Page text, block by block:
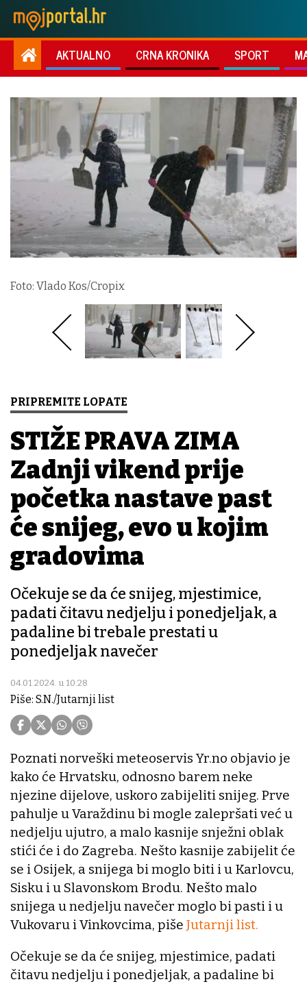
AKTUALNO CRNA KRONIKA SPORT
Foto: Vlado Kos/Cropix
PRIPREMITE LOPATE
STIŽE PRAVA ZIMA
Zadnji vikend prije
početka nastave past
će snijeg, evo u kojim
gradovima
Očekuje se da će snijeg, mjestimice,
padati čitavu nedjelju i ponedjeljak, a
padaline bi trebale prestati u
ponedjeljak navečer
04.01.2024. u 10:28
Piše: S.N./Jutarnji list
Poznati norveški meteoservis Yr.no objavio je
kako će Hrvatsku, odnosno barem neke
njezine dijelove, uskoro zabijeliti snijeg. Prve
pahulje u Varaždinu bi mogle zalepršati već u
nedjelju ujutro, a malo kasnije snježni oblak
stići će i do Zagreba. Nešto kasnije zabijelit će
se i Osijek, a snijega bi moglo biti i u Karlovcu,
Sisku i u Slavonskom Brodu. Nešto malo
snijega u nedjelju navečer moglo bi pasti i u
Vukovaru i Vinkovcima, piše Jutarnji list.
Očekuje se da će snijeg, mjestimice, padati
čitavu nedjelju i ponedjeljak, a padaline bi